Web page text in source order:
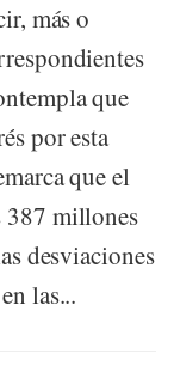
más o
que
por esta
que el
387 millones
desviaciones
las...